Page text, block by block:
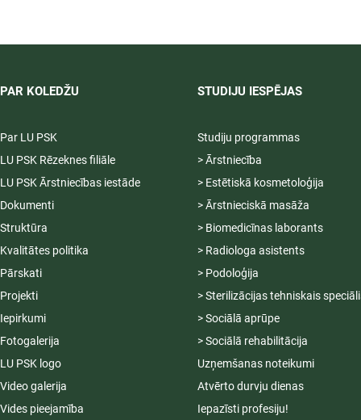
PAR KOLEDŽU
Par LU PSK
LU PSK Rēzeknes filiāle
LU PSK Ārstniecības iestāde
Dokumenti
Struktūra
Kvalitātes politika
Pārskati
Projekti
Iepirkumi
Fotogalerija
LU PSK logo
Video galerija
Vides pieejamība
STUDIJU IESPĒJAS
Studiju programmas
> Ārstniecība
> Estētiskā kosmetoloģija
> Ārstnieciskā masāža
> Biomedicīnas laborants
> Radiologa asistents
> Podoloģija
> Sterilizācijas tehniskais
> Sociālā aprūpe
> Sociālā rehabilitācija
Uzņemšanas noteikumi
Atvērto durvju dienas
Iepazīsti profesiju!